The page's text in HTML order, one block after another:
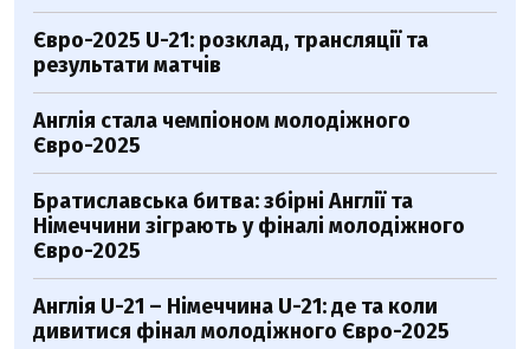
Євро-2025 U-21: розклад, трансляції та
результати матчів
Англія стала чемпіоном молодіжного
Євро-2025
Братиславська битва: збірні Англії та
Німеччини зіграють у фіналі молодіжного
Євро-2025
Англія U-21 – Німеччина U-21: де та коли
дивитися фінал молодіжного Євро-2025